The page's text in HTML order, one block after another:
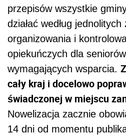
przepisów wszystkie
działać według
organizowania i
opiekuńczych dla
wymagających wsparcia.
cały kraj i docelowo
świadczonej w miejscu
Nowelizacja zacznie
14 dni od momentu